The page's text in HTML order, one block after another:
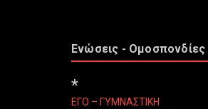
Ενώσεις - Ομοσπονδίες
*
ΕΓΟ – ΓΥΜΝΑΣΤΙΚΗ